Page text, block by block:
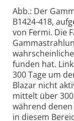
Abb.: Der
B1424-418,
von Fermi. Die
funden hat.
300 Tage um
Blazar nicht
mittelt über
während denen
in diesem